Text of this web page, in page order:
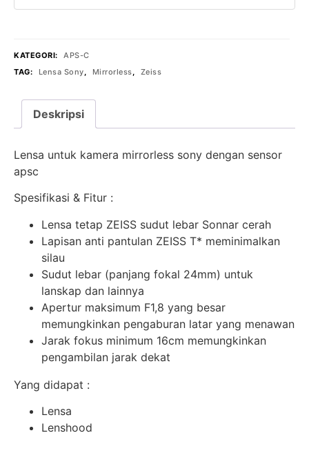
KATEGORI:
APS-C
TAG:
Lensa Sony, Mirrorless, Zeiss
Deskripsi
Lensa untuk kamera mirrorless sony dengan sensor
apsc
Spesifikasi & Fitur :
Lensa tetap ZEISS sudut lebar Sonnar cerah
Lapisan anti pantulan ZEISS T* meminimalkan
silau
Sudut lebar (panjang fokal 24mm) untuk
lanskap dan lainnya
Apertur maksimum F1,8 yang besar
memungkinkan pengaburan latar yang menawan
Jarak fokus minimum 16cm memungkinkan
pengambilan jarak dekat
Yang didapat :
Lensa
Lenshood